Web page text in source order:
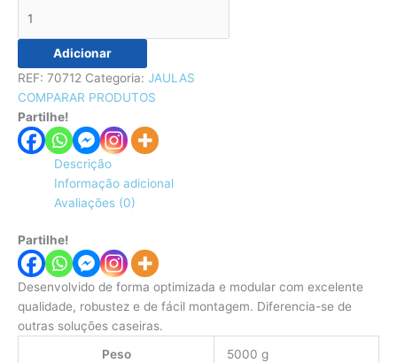
Adicionar
REF: 70712 Categoria: JAULAS
COMPARAR PRODUTOS
Partilhe!
Descrição
Informação adicional
Avaliações (0)
Partilhe!
Desenvolvido de forma optimizada e modular com excelente
qualidade, robustez e de fácil montagem. Diferencia-se de
outras soluções caseiras.
Peso
5000 g